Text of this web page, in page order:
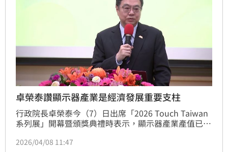
卓榮泰讚顯示器產業是經濟發展重要支柱
行政院長卓榮泰今（7）日出席「2026 Touch Taiwan
系列展」開幕暨頒獎典禮時表示，顯示器產業產值已突
面走向高值化與差異化發展，並結合AI戰略全面帶動升
2026/04/08 11:47